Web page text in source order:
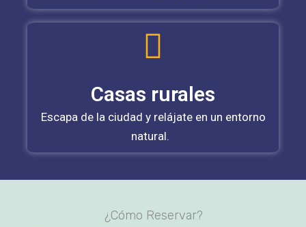
Casas rurales
Escapa de la ciudad y relájate en un entorno
natural.
¿Cómo Reservar?